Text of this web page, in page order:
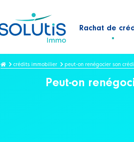
Rachat de
crédits immobilier peut-on renégocier son
Peut-on